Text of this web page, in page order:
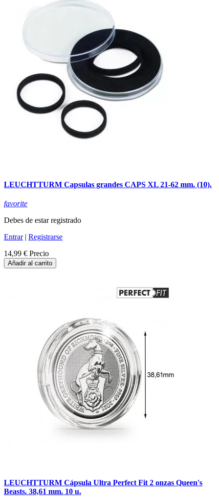
LEUCHTTURM Capsulas grandes CAPS XL 21-62 mm. (10).
favorite
Debes de estar registrado
Entrar| Registrarse
14,99 € Precio
Añadir al carrito
LEUCHTTURM Cápsula Ultra Perfect Fit 2 onzas Queen's
Beasts. 38,61 mm. 10 u.